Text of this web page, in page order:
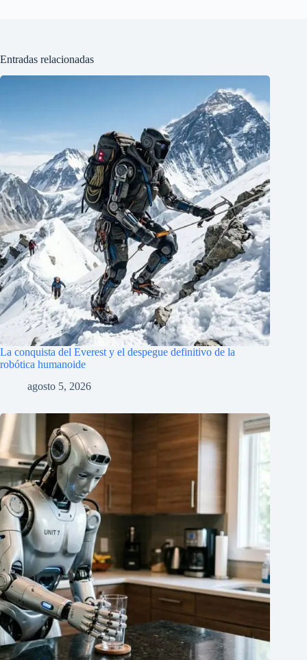
Entradas relacionadas
La conquista del Everest y el despegue definitivo de la
robótica humanoide
agosto 5, 2026